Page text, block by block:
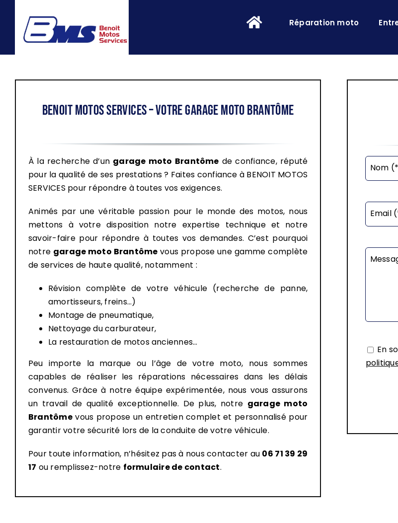
contenu
Réparation moto
BENOIT MOTOS SERVICES – Votre garage moto Brantôme
À la recherche d’un garage moto Brantôme de confiance, réputé
pour la qualité de ses prestations ? Faites confiance à BENOIT MOTOS
SERVICES pour répondre à toutes vos exigences.
Animés par une véritable passion pour le monde des motos, nous
mettons à votre disposition notre expertise technique et notre
savoir-faire pour répondre à toutes vos demandes. C’est pourquoi
notre garage moto Brantôme vous propose une gamme complète
de services de haute qualité, notamment :
Révision complète de votre véhicule (recherche de panne,
amortisseurs, freins…)
Montage de pneumatique,
Nettoyage du carburateur,
La restauration de motos anciennes…
Peu importe la marque ou l’âge de votre moto, nous sommes
capables de réaliser les réparations nécessaires dans les délais
convenus. Grâce à notre équipe expérimentée, nous vous assurons
un travail de qualité exceptionnelle. De plus, notre garage moto
Brantômevous propose un entretien complet et personnalisé pour
garantir votre sécurité lors de la conduite de votre véhicule.
Pour toute information, n’hésitez pas à nous contacter au 06 71 39 29
17 ou remplissez-notre formulaire de contact.
Nom
Email
En